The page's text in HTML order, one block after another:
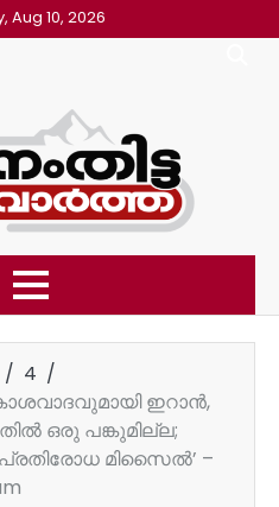
Aug 10, 2026
4
ഇറാൻ,
ഒരു പങ്കുമില്ല;
മിസൈൽ’ –